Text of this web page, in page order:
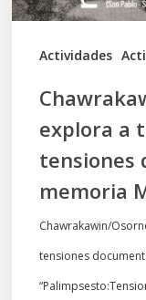
Actividades
tensiones
documentales
memoria
Mapuche
explora a
tensiones
memoria
Chawrakawin/
tensiones